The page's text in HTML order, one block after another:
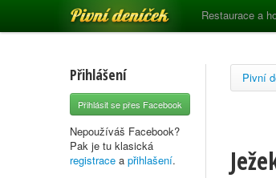
Pivní deníček Restaurace a
Přihlášení
Přihlásit se přes Facebook
Nepoužíváš Facebook?
Pak je tu klasická
registrace a přihlašení.
Pivní